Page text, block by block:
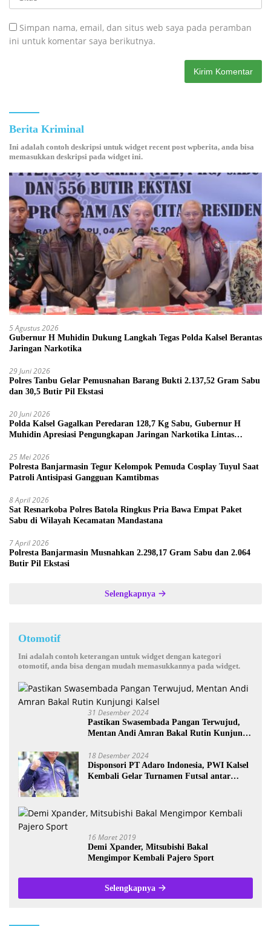
Simpan nama, email, dan situs web saya pada peramban
ini untuk komentar saya berikutnya.
Berita Kriminal
Ini adalah contoh deskripsi untuk widget recent post wpberita, anda bisa
memasukkan deskripsi pada widget ini.
5 Agustus 2026
Gubernur H Muhidin Dukung Langkah Tegas Polda Kalsel Berantas
Jaringan Narkotika
29 Juni 2026
Polres Tanbu Gelar Pemusnahan Barang Bukti 2.137,52 Gram Sabu
dan 30,5 Butir Pil Ekstasi
20 Juni 2026
Polda Kalsel Gagalkan Peredaran 128,7 Kg Sabu, Gubernur H
Muhidin Apresiasi Pengungkapan Jaringan Narkotika Lintas
25 Mei 2026
Polresta Banjarmasin Tegur Kelompok Pemuda Cosplay Tuyul Saat
Patroli Antisipasi Gangguan Kamtibmas
8 April 2026
Sat Resnarkoba Polres Batola Ringkus Pria Bawa Empat Paket
Sabu di Wilayah Kecamatan Mandastana
7 April 2026
Polresta Banjarmasin Musnahkan 2.298,17 Gram Sabu dan 2.064
Butir Pil Ekstasi
Selengkapnya
Otomotif
Ini adalah contoh keterangan untuk widget dengan kategori
otomotif, anda bisa dengan mudah memasukkannya pada widget.
31 Desember 2024
Pastikan Swasembada Pangan Terwujud,
Mentan Andi Amran Bakal Rutin Kunjungi
18 Desember 2024
Disponsori PT Adaro Indonesia, PWI Kalsel
Kembali Gelar Turnamen Futsal antar
16 Maret 2019
Demi Xpander, Mitsubishi Bakal
Mengimpor Kembali Pajero Sport
Selengkapnya